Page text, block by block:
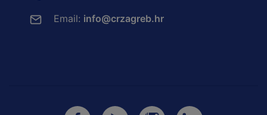
Email: info@crzagreb.hr